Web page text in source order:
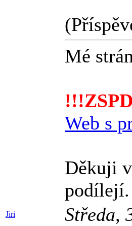
Mé
Web s
Děkuji
podílejí.
Jiri Středa,